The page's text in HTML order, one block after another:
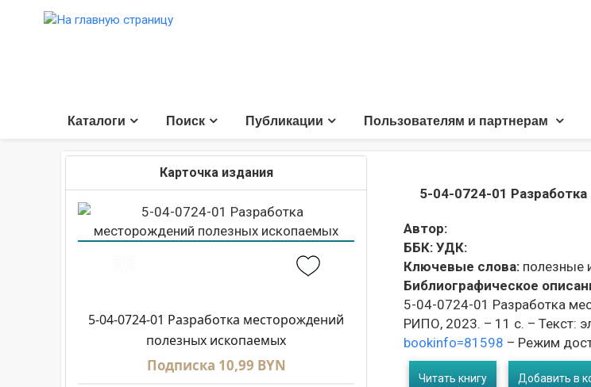
Каталоги Поиск Публикации Пользователям и партнерам
Карточка издания
5-04-0724-01 Разработка месторождений
полезных ископаемых
Подписка 10,99 BYN
5-04-0724-01
Автор:
ББК: УДК:
Ключевые слова: полезные
Библиографическое
5-04-0724-01 Разработка
РИПО, 2023. – 11 с. – Текст:
bookinfo=81598 – Режим
Читать книгу Добавить в